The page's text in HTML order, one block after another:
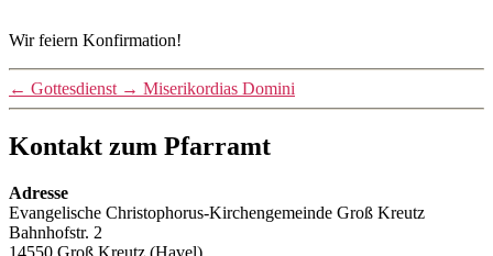
Wir feiern Konfirmation!
← Gottesdienst → Miserikordias Domini
Kontakt zum Pfarramt
Adresse
Evangelische Christophorus-Kirchengemeinde Groß Kreutz
Bahnhofstr. 2
14550 Groß Kreutz (Havel)